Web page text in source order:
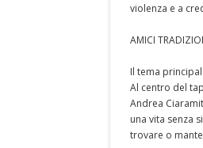
violenza e a
AMICI
Il tema
Al centro del
Andrea
una vita senza
trovare o